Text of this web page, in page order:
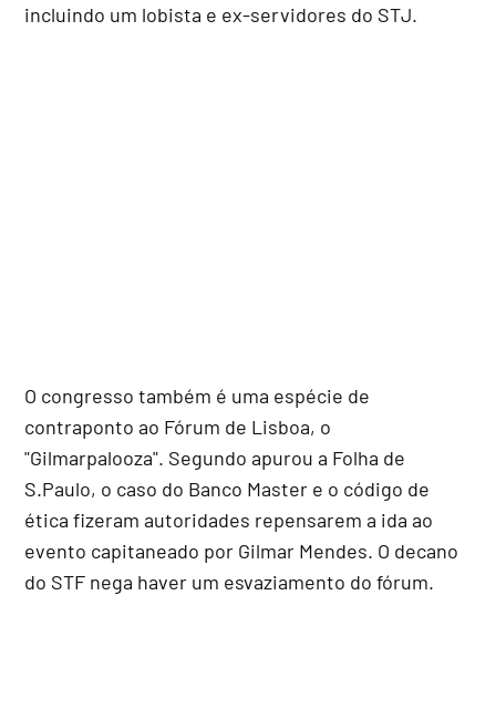
incluindo um lobista e ex-servidores do STJ.
O congresso também é uma espécie de
contraponto ao Fórum de Lisboa, o
"Gilmarpalooza". Segundo apurou a Folha de
S.Paulo, o caso do Banco Master e o código de
ética fizeram autoridades repensarem a ida ao
evento capitaneado por Gilmar Mendes. O decano
do STF nega haver um esvaziamento do fórum.